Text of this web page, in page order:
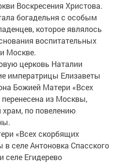
Воскресения Христова.
богадельня с особым
которое являлось
воспитательных
Москве.
церковь Наталии
императрицы Елизаветы
Божией Матери «Всех
из Москвы,
по повелению
«Всех скорбящих
селе Антоновка Спасского
селе Егидерево